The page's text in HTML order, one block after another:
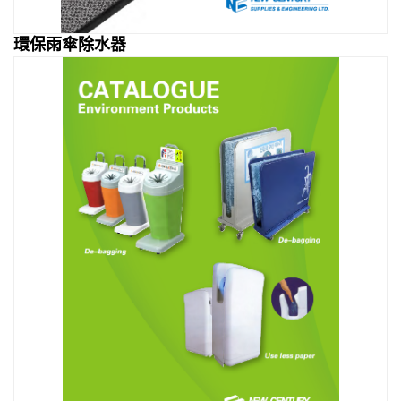
環保雨傘除水器